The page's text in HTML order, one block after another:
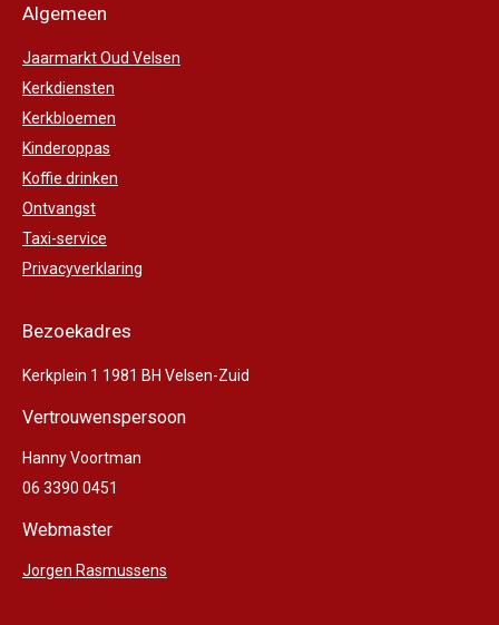
Algemeen
Jaarmarkt Oud Velsen
Kerkdiensten
Kerkbloemen
Kinderoppas
Koffie drinken
Ontvangst
Taxi-service
Privacyverklaring
Bezoekadres
Kerkplein 1 1981 BH Velsen-Zuid
Vertrouwenspersoon
Hanny Voortman
06 3390 0451
Webmaster
Jorgen Rasmussens